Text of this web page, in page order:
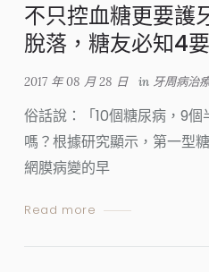
不只控血糖更要護
脫落，糖友必知4
2017 年 08 月 28 日 in 牙周病治
俗話說：「10個糖尿病，9
嗎？根據研究顯示，第一型
網膜病變的早
Read more